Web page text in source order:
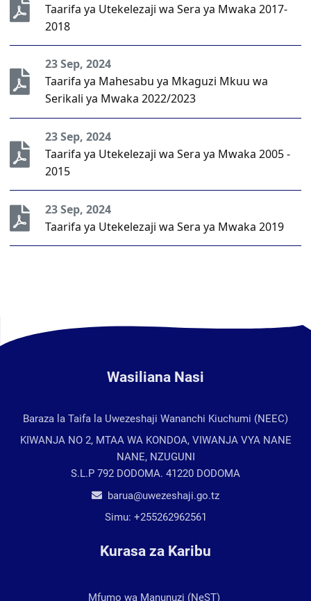
Taarifa ya Utekelezaji wa Sera ya Mwaka 2017-
2018
23 Sep, 2024
Taarifa ya Mahesabu ya Mkaguzi Mkuu wa
Serikali ya Mwaka 2022/2023
23 Sep, 2024
Taarifa ya Utekelezaji wa Sera ya Mwaka 2005 -
2015
23 Sep, 2024
Taarifa ya Utekelezaji wa Sera ya Mwaka 2019
Wasiliana Nasi
Baraza la Taifa la Uwezeshaji Wananchi Kiuchumi (NEEC)
KIWANJA NO 2, MTAA WA KONDOA, VIWANJA VYA NANE
NANE, NZUGUNI
S.L.P 792 DODOMA. 41220 DODOMA
barua@uwezeshaji.go.tz
Simu: +255262962561
Kurasa za Karibu
Mfumo wa Manunuzi (NeST)